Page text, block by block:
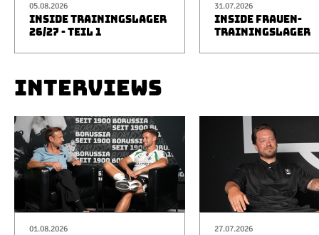
05.08.2026
INSIDE TRAININGSLAGER
26/27 - TEIL 1
31.07.2026
INSIDE FRAUEN-
TRAININGSLAGER
INTERVIEWS
01.08.2026 27.07.2026